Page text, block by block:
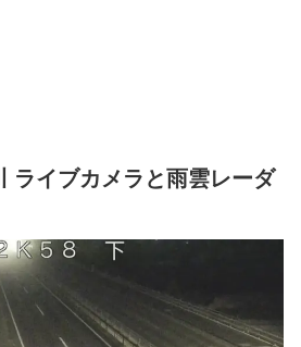
ライブカメラと雨雲レーダ